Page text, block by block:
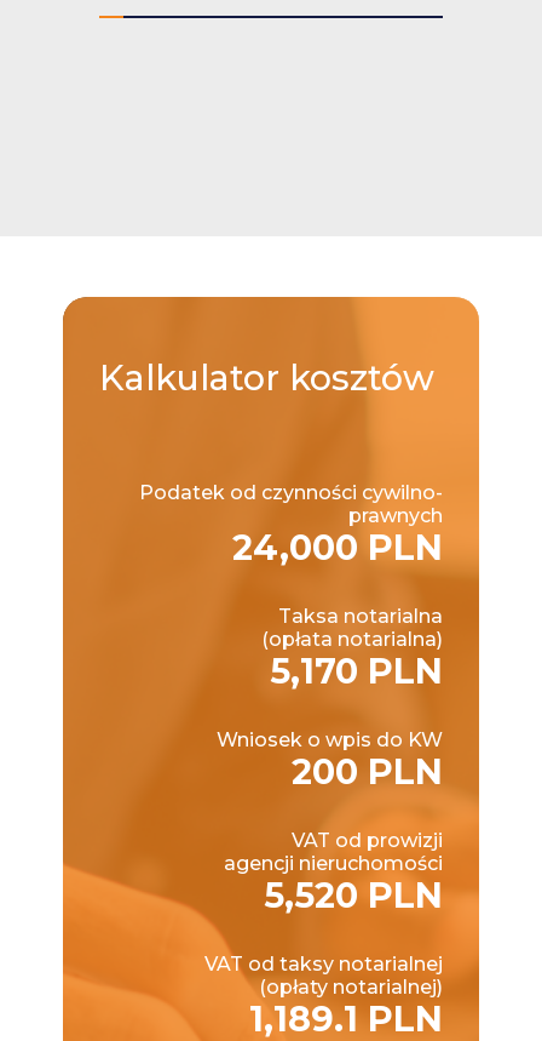
Kalkulator kosztów
Podatek od czynności cywilno-
prawnych
24,000 PLN
Taksa notarialna
(opłata notarialna)
5,170 PLN
Wniosek o wpis do KW
200 PLN
VAT od prowizji
agencji nieruchomości
5,520 PLN
VAT od taksy notarialnej
(opłaty notarialnej)
1,189.1 PLN